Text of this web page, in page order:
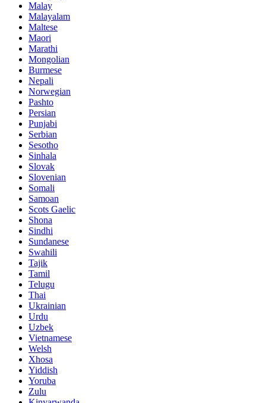
Malay
Malayalam
Maltese
Maori
Marathi
Mongolian
Burmese
Nepali
Norwegian
Pashto
Persian
Punjabi
Serbian
Sesotho
Sinhala
Slovak
Slovenian
Somali
Samoan
Scots Gaelic
Shona
Sindhi
Sundanese
Swahili
Tajik
Tamil
Telugu
Thai
Ukrainian
Urdu
Uzbek
Vietnamese
Welsh
Xhosa
Yiddish
Yoruba
Zulu